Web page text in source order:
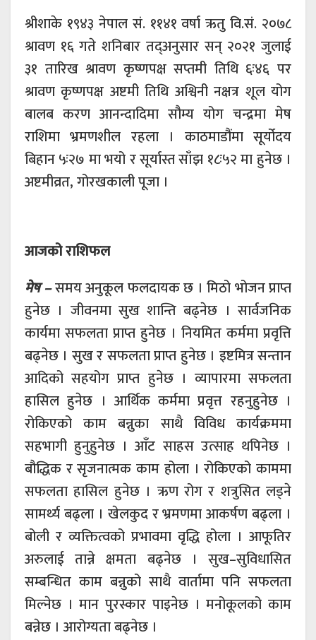
श्रीशाके १९४३ नेपाल सं. ११४१ वर्षा ऋतु वि.सं. २०७८
श्रावण १६ गते शनिबार तद्अनुसार सन् २०२१ जुलाई
३१ तारिख श्रावण कृष्णपक्ष सप्तमी तिथि ६ः४६ पर
श्रावण कृष्णपक्ष अष्टमी तिथि अश्विनी नक्षत्र शूल योग
बालब करण आनन्दादिमा सौम्य योग चन्द्रमा मेष
राशिमा भ्रमणशील रहला । काठमाडौंमा सूर्योदय
बिहान ५ः२७ मा भयो र सूर्यास्त साँझ १८ः५२ मा हुनेछ ।
अष्टमीव्रत, गोरखकाली पूजा ।
आजको राशिफल
मेष –समय अनुकूल फलदायक छ । मिठो भोजन प्राप्त
हुनेछ । जीवनमा सुख शान्ति बढ्नेछ । सार्वजनिक
कार्यमा सफलता प्राप्त हुनेछ । नियमित कर्ममा प्रवृत्ति
बढ्नेछ । सुख र सफलता प्राप्त हुनेछ । इष्टमित्र सन्तान
आदिको सहयोग प्राप्त हुनेछ । व्यापारमा सफलता
हासिल हुनेछ । आर्थिक कर्ममा प्रवृत्त रहनुहुनेछ ।
रोकिएको काम बन्नुका साथै विविध कार्यक्रममा
सहभागी हुनुहुनेछ । आँट साहस उत्साह थपिनेछ ।
बौद्धिक र सृजनात्मक काम होला । रोकिएको काममा
सफलता हासिल हुनेछ । ऋण रोग र शत्रुसित लड्ने
सामर्थ्य बढ्ला । खेलकुद र भ्रमणमा आकर्षण बढ्ला ।
बोली र व्यक्तित्वको प्रभावमा वृद्धि होला । आफूतिर
अरुलाई तान्ने क्षमता बढ्नेछ । सुख–सुविधासित
सम्बन्धित काम बन्नुको साथै वार्तामा पनि सफलता
मिल्नेछ । मान पुरस्कार पाइनेछ । मनोकूलको काम
बन्नेछ । आरोग्यता बढ्नेछ ।